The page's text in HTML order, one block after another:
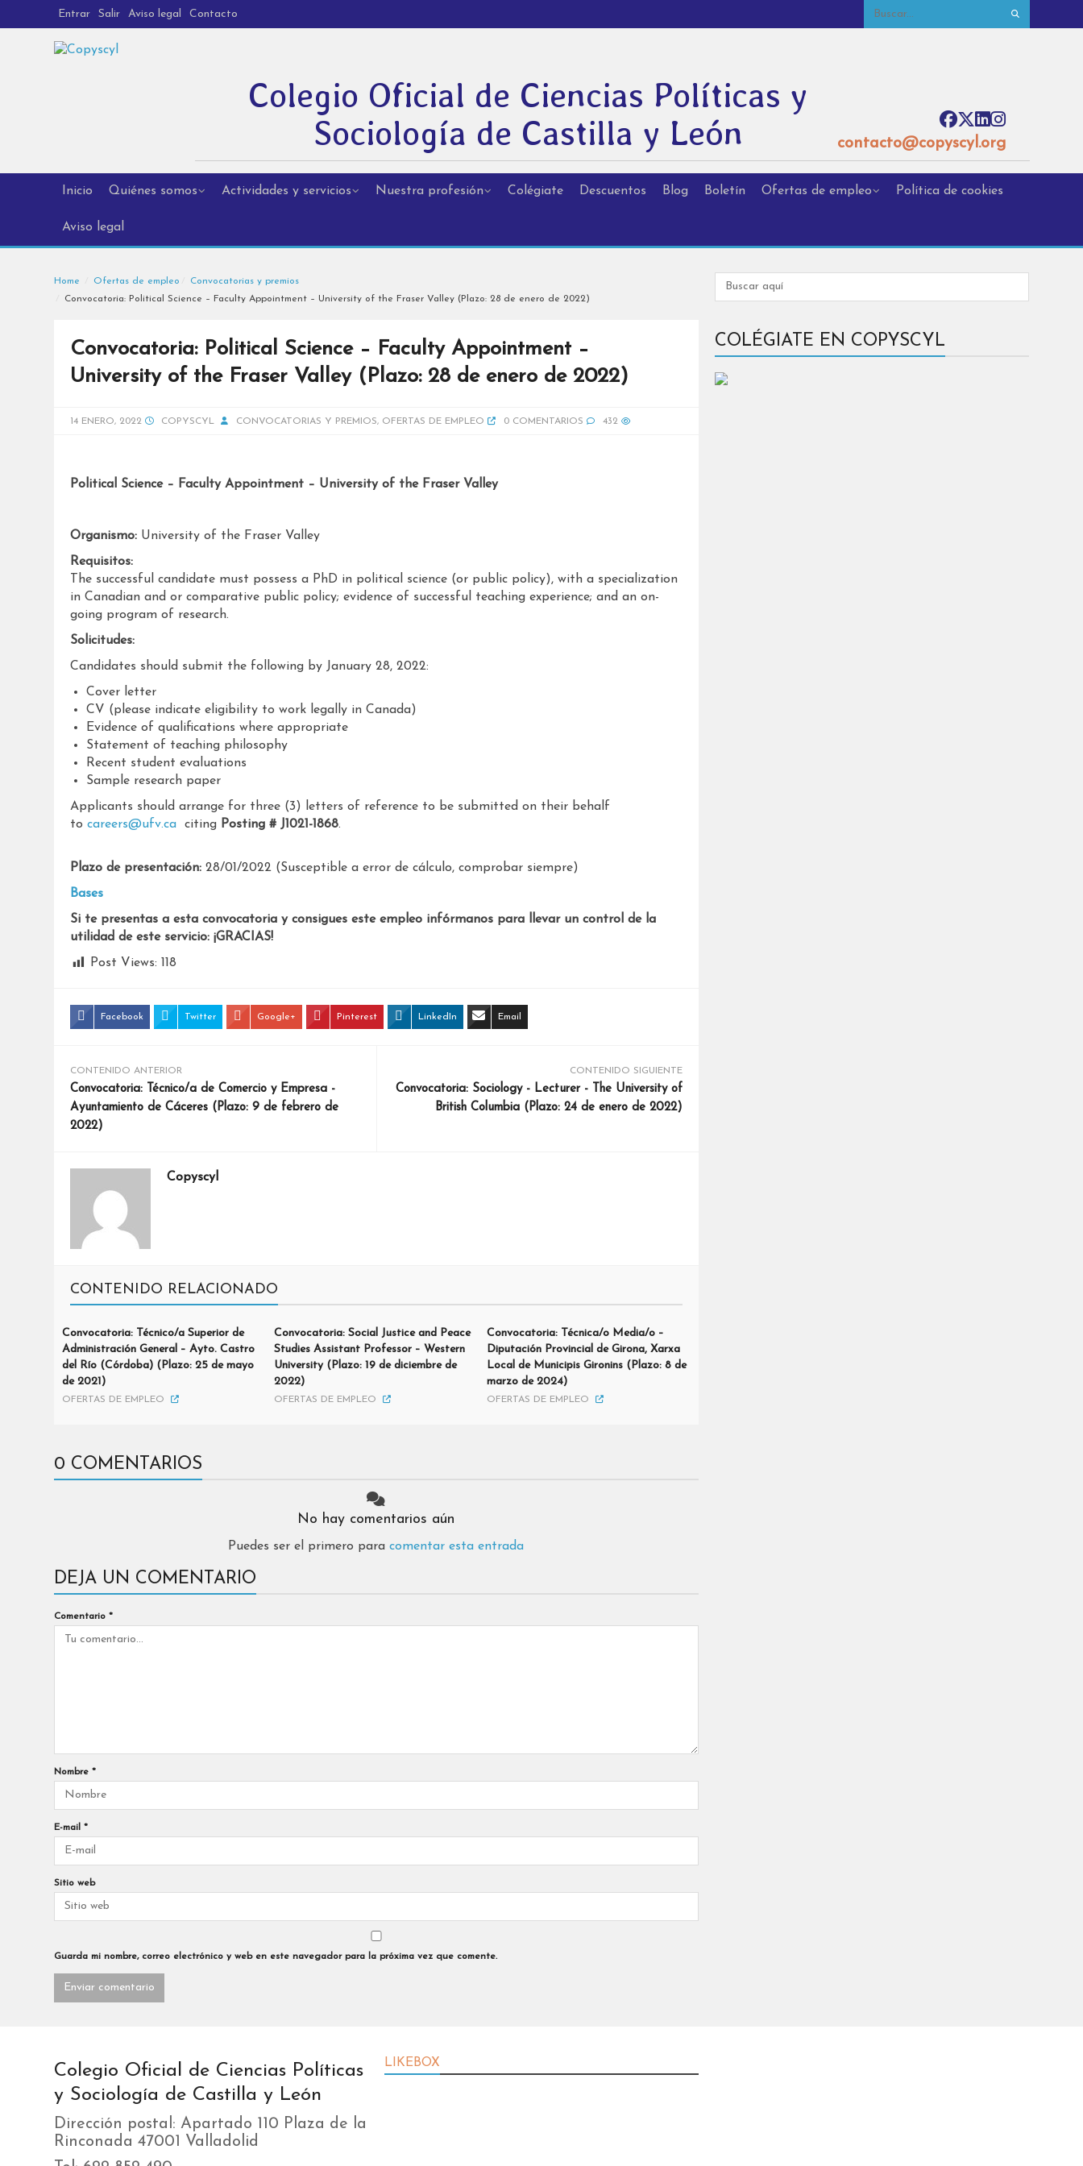
Entrar Salir Aviso legal Contacto
Colegio Oficial de Ciencias Políticas y
Sociología de Castilla y León
contacto@copyscyl.org
Inicio Quiénes somos Actividades y servicios Nuestra profesión Colégiate Descuentos Blog Boletín Ofertas de empleo Política de cookies
Aviso legal
Home Ofertas de empleo
Convocatorias y premios
Convocatoria: Political Science – Faculty Appointment – University of the Fraser Valley (Plazo: 28 de enero de 2022)
Convocatoria: Political Science – Faculty Appointment –
University of the Fraser Valley (Plazo: 28 de enero de 2022)
14 ENERO, 2022 COPYSCYL CONVOCATORIAS Y PREMIOS, OFERTAS DE EMPLEO 0 COMENTARIOS 432
Political Science – Faculty Appointment – University of the Fraser Valley
Organismo:University of the Fraser Valley
Requisitos:
The successful candidate must possess a PhD in political science (or public policy), with a specialization
in Canadian and or comparative public policy; evidence of successful teaching experience; and an on-
going program of research.
Solicitudes:
Candidates should submit the following by January 28, 2022:
Cover letter
CV (please indicate eligibility to work legally in Canada)
Evidence of qualifications where appropriate
Statement of teaching philosophy
Recent student evaluations
Sample research paper
Applicants should arrange for three (3) letters of reference to be submitted on their behalf
to careers@ufv.caciting Posting # J1021-1868.
Plazo de presentación:28/01/2022 (Susceptible a error de cálculo, comprobar siempre)
Bases
Si te presentas a esta convocatoria y consigues este empleo infórmanos para llevar un control de la
utilidad de este servicio: ¡GRACIAS!
Post Views: 118
Facebook Twitter Google+ Pinterest LinkedIn Email
CONTENIDO ANTERIOR
Convocatoria: Técnico/a de Comercio y Empresa -
Ayuntamiento de Cáceres (Plazo: 9 de febrero de
2022)
CONTENIDO SIGUIENTE
Convocatoria: Sociology - Lecturer - The University of
British Columbia (Plazo: 24 de enero de 2022)
Copyscyl
CONTENIDO RELACIONADO
Convocatoria: Técnico/a Superior de
Administración General – Ayto. Castro
del Río (Córdoba) (Plazo: 25 de mayo
de 2021)
OFERTAS DE EMPLEO
Convocatoria: Social Justice and Peace
Studies Assistant Professor – Western
University (Plazo: 19 de diciembre de
2022)
OFERTAS DE EMPLEO
Convocatoria: Técnica/o Media/o –
Diputación Provincial de Girona, Xarxa
Local de Municipis Gironins (Plazo: 8 de
marzo de 2024)
OFERTAS DE EMPLEO
0 COMENTARIOS
No hay comentarios aún
Puedes ser el primero paracomentar esta entrada
DEJA UN COMENTARIO
Comentario *
Nombre *
E-mail *
Sitio web
Guarda mi nombre, correo electrónico y web en este navegador para la próxima vez que comente.
COLÉGIATE EN COPYSCYL
Colegio Oficial de Ciencias Políticas
y Sociología de Castilla y León
Dirección postal: Apartado 110 Plaza de la
Rinconada 47001 Valladolid
LIKEBOX